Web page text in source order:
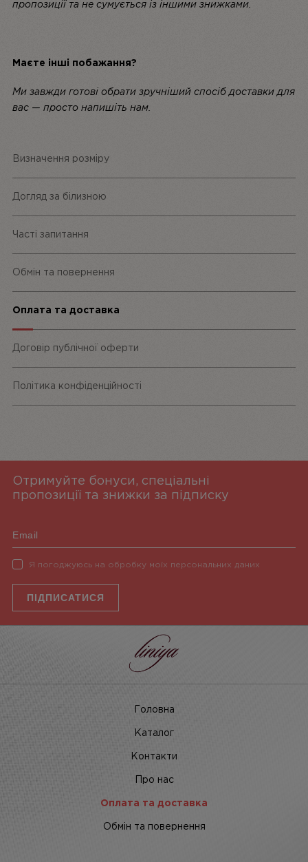
пропозиції та не сумується із іншими знижками.
Маєте інші побажання?
Ми завжди готові обрати зручніший спосіб доставки для
вас — просто напишіть нам.
Визначення розміру
Догляд за білизною
Часті запитання
Обмін та повернення
Оплата та доставка
Договір публічної оферти
Політика конфіденційності
Отримуйте бонуси, спеціальні
пропозиції та знижки за підписку
Я погоджуюсь на обробку моїх персональних даних
ПІДПИСАТИСЯ
Головна
Каталог
Контакти
Про нас
Оплата та доставка
Обмін та повернення